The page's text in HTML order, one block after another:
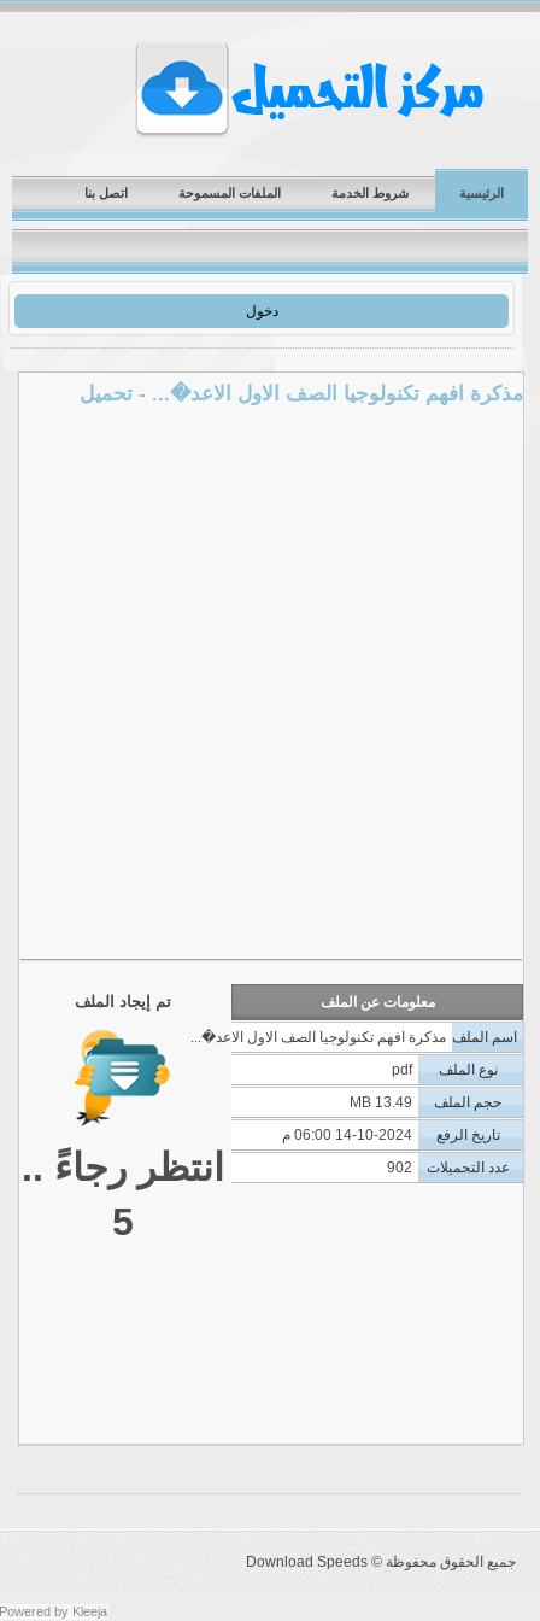
الرئيسية شروط الخدمة الملفات المسموحة اتصل بنا
دخول
مذكرة افهم تكنولوجيا الصف الاول الاعد�... - تحميل
معلومات عن الملف
اسم الملف
مذكرة افهم تكنولوجيا الصف الاول الاعد�...
نوع الملف
pdf
حجم الملف
13.49 MB
تاريخ الرفع
14-10-2024 06:00 م
عدد التحميلات
902
تم إيجاد الملف
انتظر رجاءً ..
5
جميع الحقوق محفوظة ©Download Speeds
Powered byKleeja